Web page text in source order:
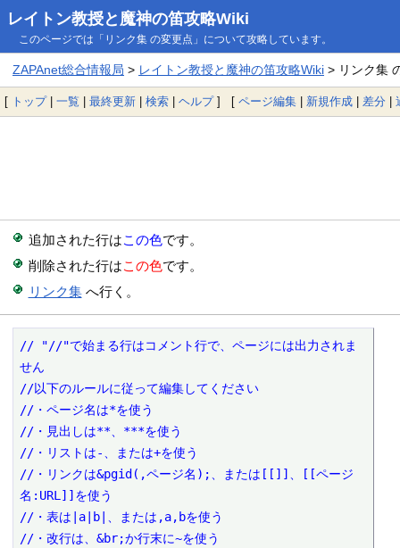
レイトン教授と魔神の笛攻略Wiki
このページでは「リンク集 の変更点」について攻略しています。
ZAPAnet総合情報局 > レイトン教授と魔神の笛攻略Wiki> リンク集
[ トップ| 一覧 | 最終更新 | 検索 | ヘルプ] [ ページ編集 | 新規作成 | 差分 |
追加された行はこの色です。
削除された行はこの色です。
リンク集へ行く。
// "//"で始まる行はコメント行で、ページには出力されま
せん
//以下のルールに従って編集してください
//・ページ名は*を使う
//・見出しは**、***を使う
//・リストは-、または+を使う
//・リンクは&pgid(,ページ名);、または[[]]、[[ページ
名:URL]]を使う
//・表は|a|b|、または,a,bを使う
//・改行は、&br;か行末に~を使う